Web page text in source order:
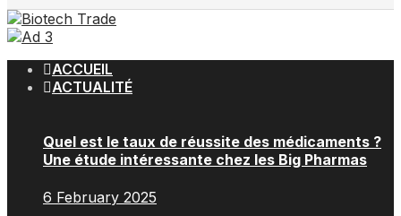
ACCUEIL
ACTUALITÉ
Quel est le taux de réussite des médicaments ?
Une étude intéressante chez les Big Pharmas
6 February 2025